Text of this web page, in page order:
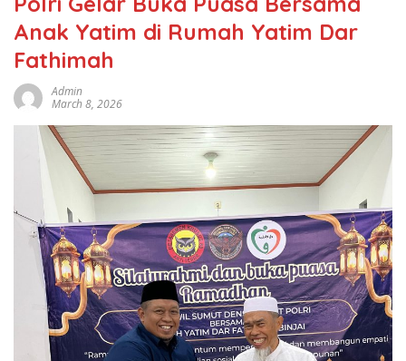
Anak Yatim di Rumah Yatim Dar
Fathimah
Admin
March 8, 2026